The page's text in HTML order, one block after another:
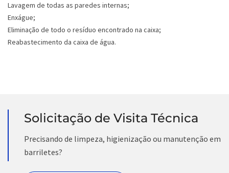
Lavagem de todas as paredes internas;
Enxágue;
Eliminação de todo o resíduo encontrado na caixa;
Reabastecimento da caixa de água.
Solicitação de Visita Técnica
Precisando de limpeza, higienização ou manutenção em
barriletes?